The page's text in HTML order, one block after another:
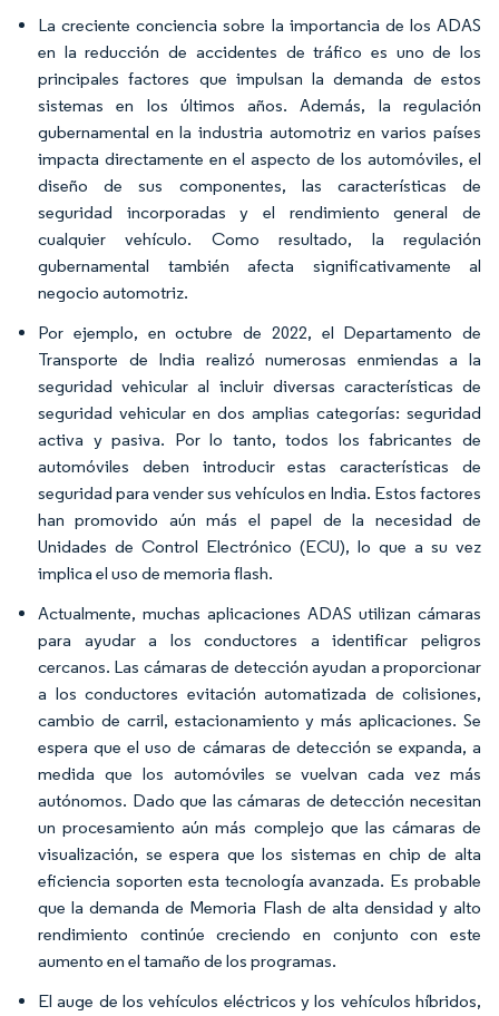
La creciente conciencia sobre la importancia de los ADAS
en la reducción de accidentes de tráfico es uno de los
principales factores que impulsan la demanda de estos
sistemas en los últimos años. Además, la regulación
gubernamental en la industria automotriz en varios países
impacta directamente en el aspecto de los automóviles, el
diseño de sus componentes, las características de
seguridad incorporadas y el rendimiento general de
cualquier vehículo. Como resultado, la regulación
gubernamental también afecta significativamente al
negocio automotriz.
Por ejemplo, en octubre de 2022, el Departamento de
Transporte de India realizó numerosas enmiendas a la
seguridad vehicular al incluir diversas características de
seguridad vehicular en dos amplias categorías: seguridad
activa y pasiva. Por lo tanto, todos los fabricantes de
automóviles deben introducir estas características de
seguridad para vender sus vehículos en India. Estos factores
han promovido aún más el papel de la necesidad de
Unidades de Control Electrónico (ECU), lo que a su vez
implica el uso de memoria flash.
Actualmente, muchas aplicaciones ADAS utilizan cámaras
para ayudar a los conductores a identificar peligros
cercanos. Las cámaras de detección ayudan a proporcionar
a los conductores evitación automatizada de colisiones,
cambio de carril, estacionamiento y más aplicaciones. Se
espera que el uso de cámaras de detección se expanda, a
medida que los automóviles se vuelvan cada vez más
autónomos. Dado que las cámaras de detección necesitan
un procesamiento aún más complejo que las cámaras de
visualización, se espera que los sistemas en chip de alta
eficiencia soporten esta tecnología avanzada. Es probable
que la demanda de Memoria Flash de alta densidad y alto
rendimiento continúe creciendo en conjunto con este
aumento en el tamaño de los programas.
El auge de los vehículos eléctricos y los vehículos híbridos,